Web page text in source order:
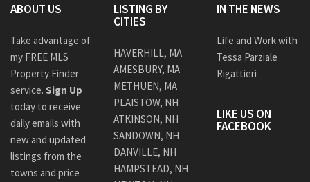
ABOUT US
Take advantage of
my FREE MLS
Property Finder
service. Sign Up
today to receive
daily emails with
new and updated
listings from the
towns and price
LISTING BY
CITIES
HAVERHILL, MA
AMESBURY, MA
METHUEN, MA
PLAISTOW, NH
ATKINSON, NH
SANDOWN, NH
DANVILLE, NH
HAMPSTEAD, NH
IN THE NEWS
Life and Work with
Tessa Parziale
Rigattieri
LIKE US ON
FACEBOOK